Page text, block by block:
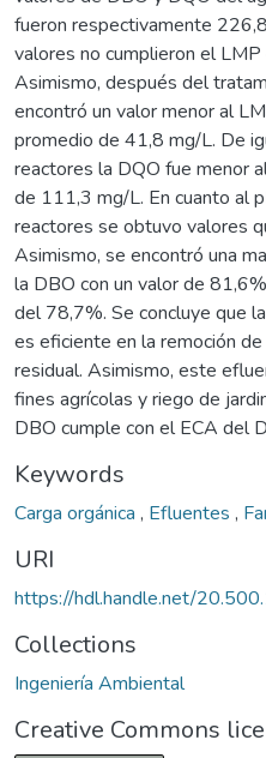
fueron respectivamente
valores no cumplieron el
Asimismo, después del
encontró un valor menor al
promedio de 41,8 mg/L. De
reactores la DQO fue menor
de 111,3 mg/L. En cuanto al
reactores se obtuvo valores
Asimismo, se encontró una
la DBO con un valor de
del 78,7%. Se concluye que
es eficiente en la remoción
residual. Asimismo, este
fines agrícolas y riego de
DBO cumple con el ECA del
Keywords
Carga orgánica , Efluentes ,
URI
https://hdl.handle.net/
Collections
Ingeniería Ambiental
Creative Commons